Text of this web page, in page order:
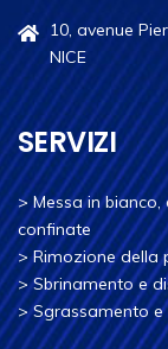
10, avenue
NICE
SERVIZI
>Messa in
confinate
>Rimozione della
>Sbrinamento e
>Sgrassamento